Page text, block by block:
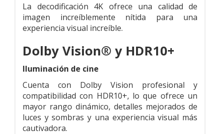
La decodificación 4K ofrece una calidad de
imagen increíblemente nítida para una
experiencia visual increíble.
Dolby Vision® y HDR10+
Iluminación de cine
Cuenta con Dolby Vision profesional y
compatibilidad con HDR10+, lo que ofrece un
mayor rango dinámico, detalles mejorados de
luces y sombras y una experiencia visual más
cautivadora.